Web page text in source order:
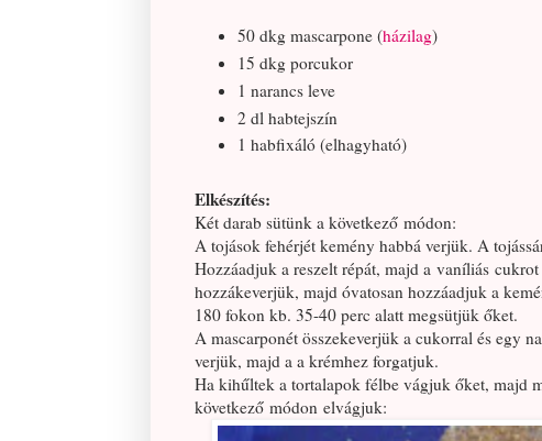
50 dkg mascarpone (házilag)
15 dkg porcukor
1 narancs leve
2 dl habtejszín
1 habfixáló (elhagyható)
Elkészítés:
Két darab sütünk a következő módon:
A tojások fehérjét kemény habbá verjük. A
Hozzáadjuk a reszelt répát, majd a vaníliás
hozzákeverjük, majd óvatosan hozzáadjuk a
180 fokon kb. 35-40 perc alatt megsütjük őket.
A mascarponét összekeverjük a cukorral és egy
verjük, majd a a krémhez forgatjuk.
Ha kihűltek a tortalapok félbe vágjuk őket, majd
következő módon elvágjuk: